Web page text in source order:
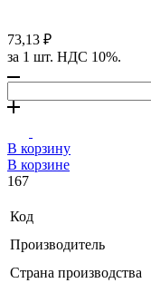
73,13 ₽
за 1 шт. НДС 10%.
В корзину
В корзине
167
Код
Производитель
Страна производства